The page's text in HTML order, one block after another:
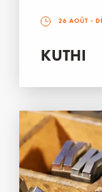
26 AOÛT -
KUTHI